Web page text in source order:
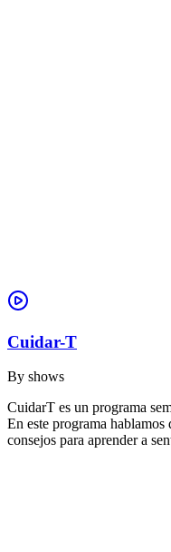
Cuidar-T
By shows
CuidarT es un programa
En este programa
consejos para aprender a